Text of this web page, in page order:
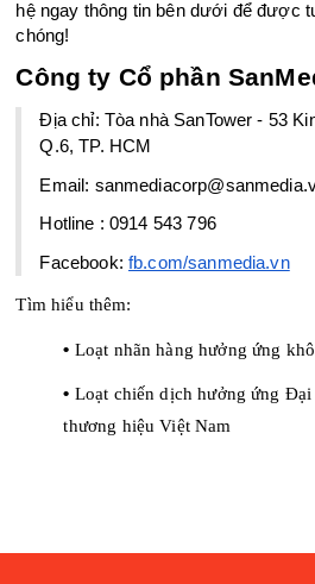
hệ ngay thông tin bên dưới để được
chóng!
Công ty Cổ phần
Địa chỉ: Tòa nhà SanTower - 53
Q.6, TP. HCM
Email:
Hotline : 0914 543 796
Facebook: fb.com/sanmedia.vn
Tìm hiểu thêm:
•󠁏 Loạt nhãn hàng hưởng ứng
•󠁏 Loạt chiến dịch hưởng ứng
thương hiệu Việt Nam